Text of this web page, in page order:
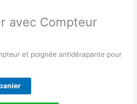
avec Compteur
et poignée antidérapante pour